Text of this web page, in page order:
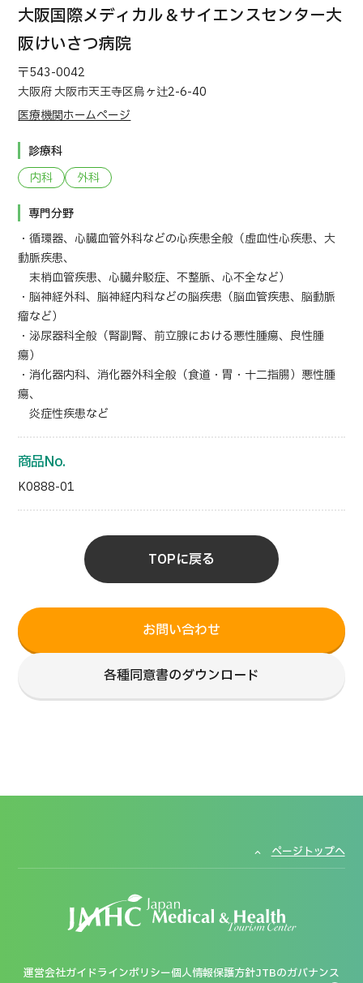
お知らせ
医療機関の方へ
運営会社
個人情報保護方針
ガイドラインポリシー
JTBのガバナンス
日本語 ENGLISH 中文 Tiếng Việt
お問い合わせ
お問い合わせ
各種同意書のダウンロード
大阪国際メディカル＆サイエンスセンター大
阪けいさつ病院
〒543-0042
大阪府 大阪市天王寺区烏ヶ辻2-6-40
医療機関ホームページ
診療科
内科
外科
専門分野
・循環器、心臓血管外科などの心疾患全般（虚血性心疾患、大
動脈疾患、
末梢血管疾患、心臓弁駁症、不整脈、心不全など）
・脳神経外科、脳神経内科などの脳疾患（脳血管疾患、脳動脈
瘤など）
・泌尿器科全般（腎副腎、前立腺における悪性腫瘍、良性腫
瘍）
・消化器内科、消化器外科全般（食道・胃・十二指腸）悪性腫
瘍、
炎症性疾患など
商品No.
K0888-01
TOPに戻る
ページトップへ
運営会社ガイドラインポリシー個人情報保護方針JTBのガバナンス